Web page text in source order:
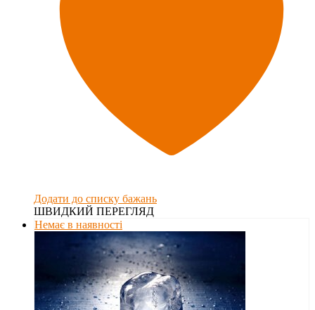
Додати до списку бажань
ШВИДКИЙ ПЕРЕГЛЯД
Немає в наявності